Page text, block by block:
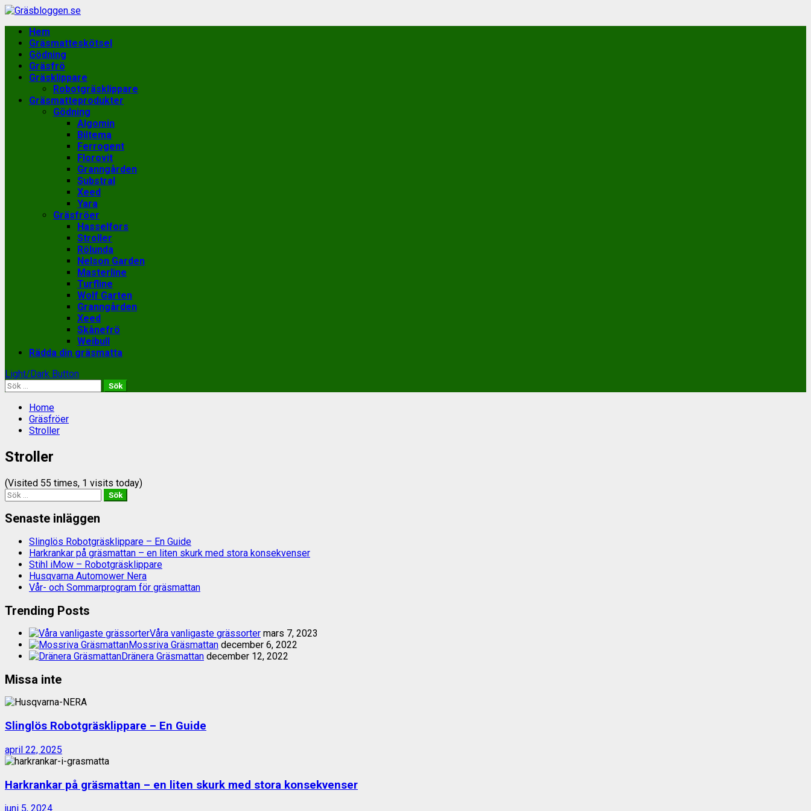
Skip
content
Primary
Menu
Hem
Gräsmatteskötsel
Gödning
Gräsfrö
Gräsklippare
Robotgräsklippare
Gräsmatteprodukter
Gödning
Algomin
Biltema
Ferrogent
Florovit
Granngården
Substral
Xeed
Yara
Gräsfröer
Hasselfors
Stroller
Rölunda
Nelson Garden
Masterline
Turfline
Wolf Garten
Granngården
Xeed
Skånefrö
Weibull
Rädda din gräsmatta
Light/Dark Button
Sök
efter:
Home
Gräsfröer
Stroller
Stroller
(Visited 55 times, 1 visits today)
Sök
efter:
Senaste inläggen
Slinglös Robotgräsklippare – En Guide
Harkrankar på gräsmattan – en liten skurk med stora konsekvenser
Stihl iMow – Robotgräsklippare
Husqvarna Automower Nera
Vår- och Sommarprogram för gräsmattan
Trending Posts
Våra vanligaste grässorter mars 7, 2023
Mossriva Gräsmattan december 6, 2022
Dränera Gräsmattan december 12, 2022
Missa inte
Slinglös Robotgräsklippare – En Guide
april 22, 2025
Harkrankar på gräsmattan – en liten skurk med stora konsekvenser
juni 5, 2024